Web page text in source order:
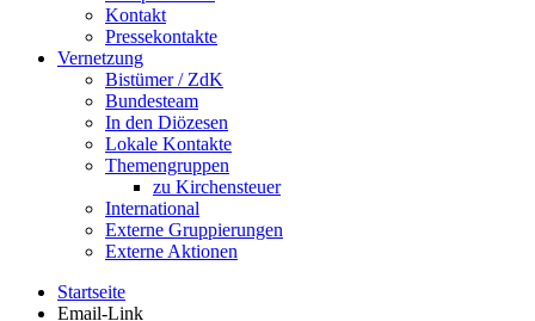
Kontakt
Pressekontakte
Vernetzung
Bistümer / ZdK
Bundesteam
In den Diözesen
Lokale Kontakte
Themengruppen
zu Kirchensteuer
International
Externe Gruppierungen
Externe Aktionen
Startseite
Email-Link